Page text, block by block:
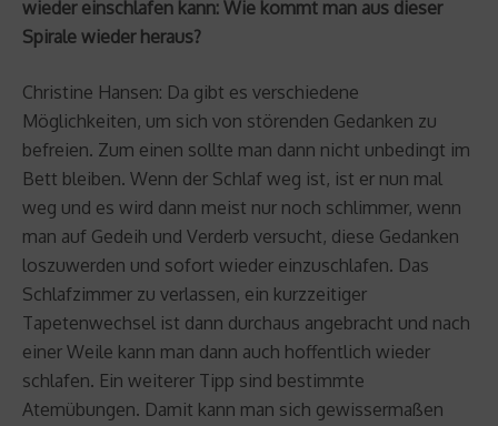
wieder einschlafen kann: Wie kommt man aus dieser
Spirale wieder heraus?
Christine Hansen: Da gibt es verschiedene
Möglichkeiten, um sich von störenden Gedanken zu
befreien. Zum einen sollte man dann nicht unbedingt im
Bett bleiben. Wenn der Schlaf weg ist, ist er nun mal
weg und es wird dann meist nur noch schlimmer, wenn
man auf Gedeih und Verderb versucht, diese Gedanken
loszuwerden und sofort wieder einzuschlafen. Das
Schlafzimmer zu verlassen, ein kurzzeitiger
Tapetenwechsel ist dann durchaus angebracht und nach
einer Weile kann man dann auch hoffentlich wieder
schlafen. Ein weiterer Tipp sind bestimmte
Atemübungen. Damit kann man sich gewissermaßen